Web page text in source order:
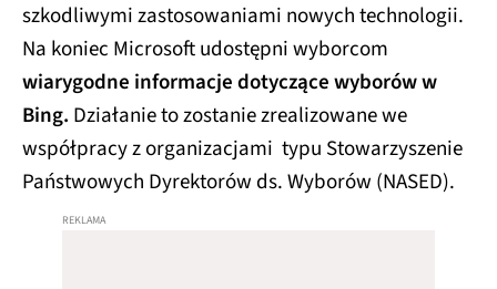
szkodliwymi zastosowaniami nowych technologii.
Na koniec Microsoft udostępni wyborcom
wiarygodne informacje dotyczące wyborów w
Bing. Działanie to zostanie zrealizowane we
współpracy z organizacjami typu Stowarzyszenie
Państwowych Dyrektorów ds. Wyborów (NASED).